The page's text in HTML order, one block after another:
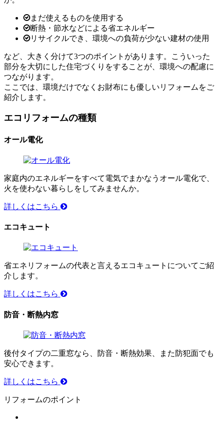
まだ使えるものを使用する
断熱・節水などによる省エネルギー
リサイクルでき、環境への負荷が少ない建材の使用
など、大きく分けて3つのポイントがあります。こういった
部分を大切にした住宅づくりをすることが、環境への配慮に
つながります。
ここでは、環境だけでなくお財布にも優しいリフォームをご
紹介します。
エコリフォームの種類
オール電化
家庭内のエネルギーをすべて電気でまかなうオール電化で、
火を使わない暮らしをしてみませんか。
詳しくはこちら
エコキュート
省エネリフォームの代表と言えるエコキュートについてご紹
介します。
詳しくはこちら
防音・断熱内窓
後付タイプの二重窓なら、防音・断熱効果、また防犯面でも
安心できます。
詳しくはこちら
リフォームのポイント